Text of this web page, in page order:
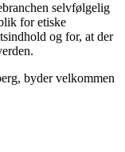
selvfølgelig
for etiske
og for, at der
byder velkommen